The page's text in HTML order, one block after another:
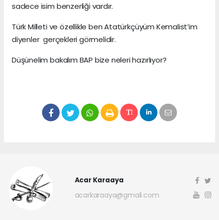
sadece isim benzerliği vardır.
Türk Milleti ve özellikle ben Atatürkçüyüm Kemalist’im
diyenler gerçekleri görmelidir.
Düşünelim bakalım BAP bize neleri hazırlıyor?
Acar Karaaya
acarkaraaya@gmail.com